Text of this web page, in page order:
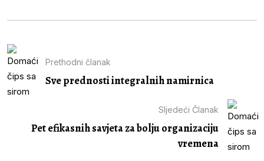
Prethodni članak
Sve prednosti integralnih namirnica
Sljedeći Članak
Pet efikasnih savjeta za bolju organizaciju
vremena